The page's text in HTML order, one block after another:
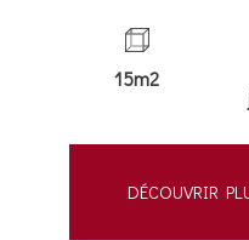
15m2
DÉCOUVRIR